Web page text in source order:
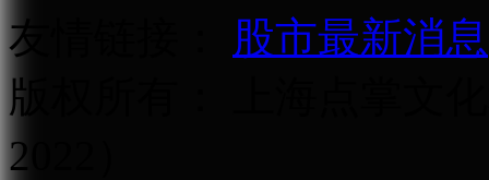
友情链接：
股市最新消息
版权所有：
2022）